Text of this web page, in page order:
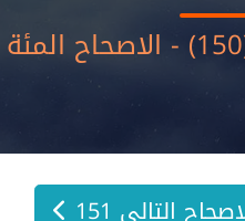
التالي 151